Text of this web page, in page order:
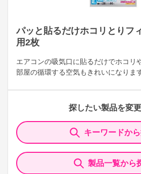
パッと貼るだけホコリとりフ
用2枚
エアコンの吸気口に貼るだけでホコリ
部屋の循環する空気もきれいになりま
探したい製品を変
キーワードか
製品一覧から